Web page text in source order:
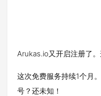
Arukas.io又开启注册了
这次免费服务持续1个月
号？还未知！